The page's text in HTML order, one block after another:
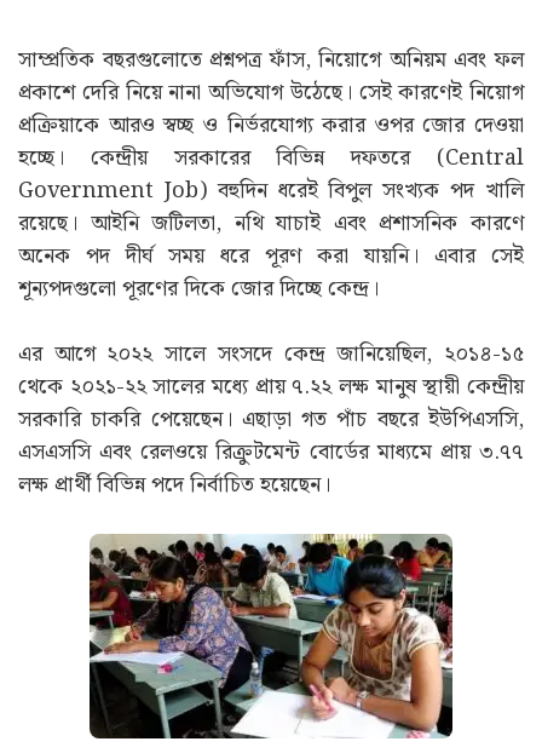
সাম্প্রতিক বছরগুলোতে প্রশ্নপত্র ফাঁস, নিয়োগে অনিয়ম এবং ফল
প্রকাশে দেরি নিয়ে নানা অভিযোগ উঠেছে। সেই কারণেই নিয়োগ
প্রক্রিয়াকে আরও স্বচ্ছ ও নির্ভরযোগ্য করার ওপর জোর দেওয়া
হচ্ছে। কেন্দ্রীয় সরকারের বিভিন্ন দফতরে (Central
Government Job) বহুদিন ধরেই বিপুল সংখ্যক পদ খালি
রয়েছে। আইনি জটিলতা, নথি যাচাই এবং প্রশাসনিক কারণে
অনেক পদ দীর্ঘ সময় ধরে পূরণ করা যায়নি। এবার সেই
শূন্যপদগুলো পূরণের দিকে জোর দিচ্ছে কেন্দ্র।
এর আগে ২০২২ সালে সংসদে কেন্দ্র জানিয়েছিল, ২০১৪-১৫
থেকে ২০২১-২২ সালের মধ্যে প্রায় ৭.২২ লক্ষ মানুষ স্থায়ী কেন্দ্রীয়
সরকারি চাকরি পেয়েছেন। এছাড়া গত পাঁচ বছরে ইউপিএসসি,
এসএসসি এবং রেলওয়ে রিক্রুটমেন্ট বোর্ডের মাধ্যমে প্রায় ৩.৭৭
লক্ষ প্রার্থী বিভিন্ন পদে নির্বাচিত হয়েছেন।